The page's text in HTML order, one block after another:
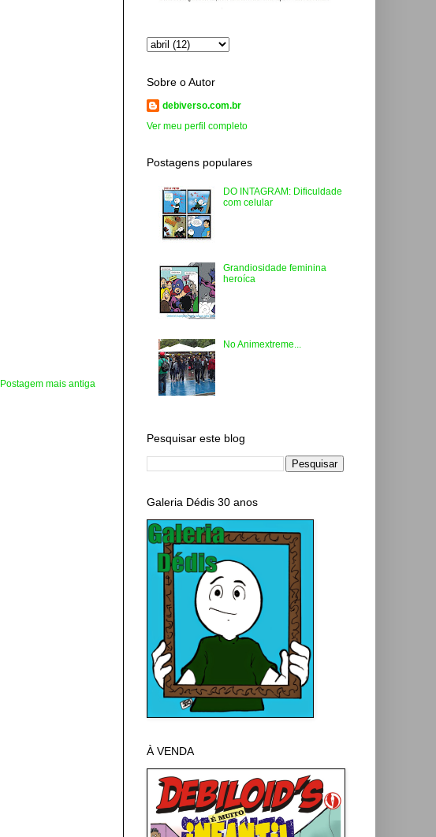
Postagem mais antiga
Sobre o Autor
debiverso.com.br
Ver meu perfil completo
Postagens populares
DO INTAGRAM: Dificuldade
com celular
Grandiosidade feminina
heroíca
No Animextreme...
Pesquisar este blog
Galeria Dédis 30 anos
À VENDA